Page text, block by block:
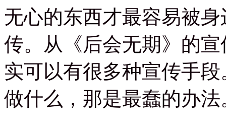
无心的东西才最容易被
传。从《后会无期》的
实可以有很多种宣传手
做什么，那是最蠢的办法